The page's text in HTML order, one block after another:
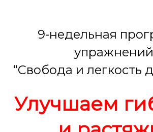
9-недельная
упражнений
“Свобода и легкость
Улучшаем